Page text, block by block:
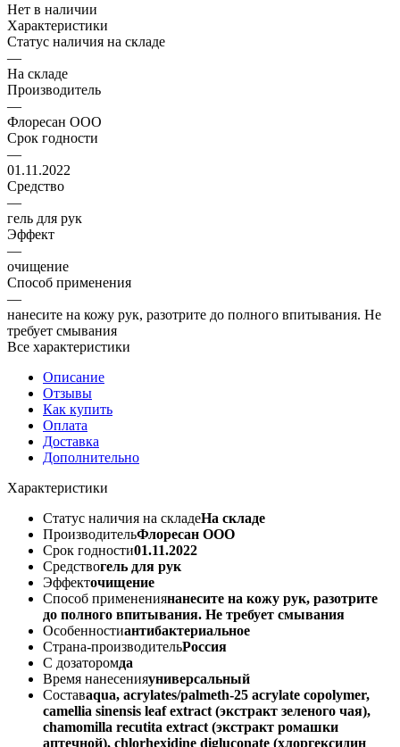
Нет в наличии
Характеристики
Статус наличия на складе
—
На складе
Производитель
—
Флоресан ООО
Срок годности
—
01.11.2022
Средство
—
гель для рук
Эффект
—
очищение
Способ применения
—
нанесите на кожу рук, разотрите до полного впитывания. Не
требует смывания
Все характеристики
Описание
Отзывы
Как купить
Оплата
Доставка
Дополнительно
Характеристики
Статус наличия на складеНа складе
ПроизводительФлоресан ООО
Срок годности01.11.2022
Средствогель для рук
Эффекточищение
Способ применениянанесите на кожу рук, разотрите
до полного впитывания. Не требует смывания
Особенностиантибактериальное
Страна-производительРоссия
С дозаторомда
Время нанесенияуниверсальный
Cоставaqua, acrylates/palmeth-25 acrylate copolymer,
camellia sinensis leaf extract (экстракт зеленого чая),
chamomilla recutita extract (экстракт ромашки
аптечной), chlorhexidine digluconate (хлоргексидин